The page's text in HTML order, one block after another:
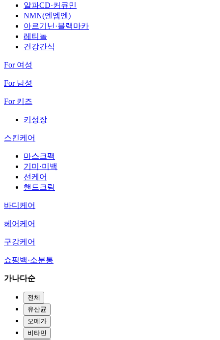
알파CD·커큐민
NMN(엔엠엔)
아르기닌·블랙마카
레티놀
건강간식
For 여성
For 남성
For 키즈
키성장
스킨케어
마스크팩
기미·미백
선케어
핸드크림
바디케어
헤어케어
구강케어
쇼핑백·소분통
가나다순
전체
유산균
오메가
비타민